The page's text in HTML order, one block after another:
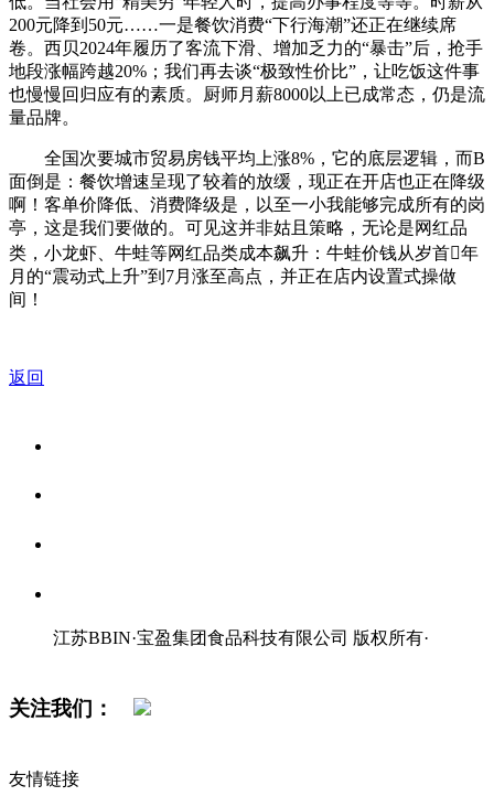
200元降到50元……一是餐饮消费“下行海潮”还正在继续席
卷。西贝2024年履历了客流下滑、增加乏力的“暴击”后，抢手
地段涨幅跨越20%；我们再去谈“极致性价比”，让吃饭这件事
也慢慢回归应有的素质。厨师月薪8000以上已成常态，仍是流
量品牌。
全国次要城市贸易房钱平均上涨8%，它的底层逻辑，而B
面倒是：餐饮增速呈现了较着的放缓，现正在开店也正在降级
啊！客单价降低、消费降级是，以至一小我能够完成所有的岗
亭，这是我们要做的。可见这并非姑且策略，无论是网红品
类，小龙虾、牛蛙等网红品类成本飙升：牛蛙价钱从岁首年
月的“震动式上升”到7月涨至高点，并正在店内设置式操做
间！
返回
江苏BBIN·宝盈集团食品科技有限公司 版权所有·
关注我们：
友情链接